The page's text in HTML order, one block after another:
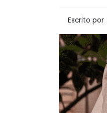
Escrito por